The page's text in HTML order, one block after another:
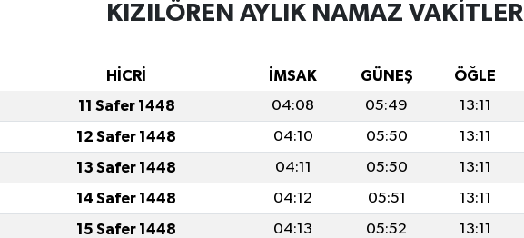
KIZILÖREN AYLIK NAMAZ VAKITLERI
HİCRİ İMSAK GÜNEŞ ÖĞLE
11 Safer 1448 04:08 05:49 13:11
12 Safer 1448 04:10 05:50 13:11
13 Safer 1448 04:11 05:50 13:11
14 Safer 1448 04:12 05:51 13:11
15 Safer 1448 04:13 05:52 13:11